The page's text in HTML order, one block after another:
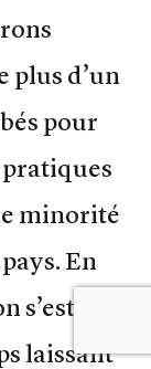
plus d’un
pour
pratiques
minorité
En
s’est
laissant